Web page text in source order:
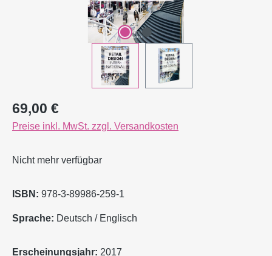
Regulärer Preis:
69,00 €
Preise inkl. MwSt. zzgl. Versandkosten
Nicht mehr verfügbar
ISBN: 978-3-89986-259-1
Sprache: Deutsch / Englisch
Erscheinungsjahr: 2017